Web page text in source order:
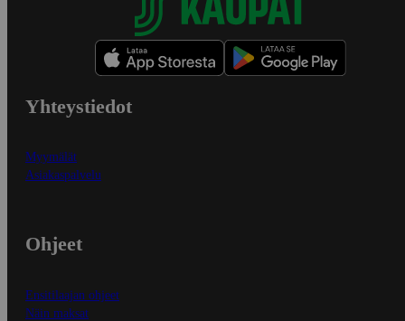
Yhteystiedot
Myymälät
Asiakaspalvelu
Ohjeet
Ensitilaajan ohjeet
Näin maksat